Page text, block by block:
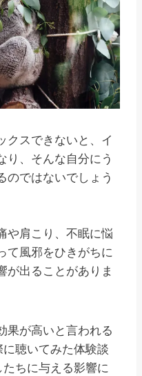
クスできないと、イ
り、そんな自分にう
のではないでしょう
や肩こり、不眠に悩
て風邪をひきがちに
が出ることがありま
果が高いと言われる
聴いてみた体験談
たちに与える影響に